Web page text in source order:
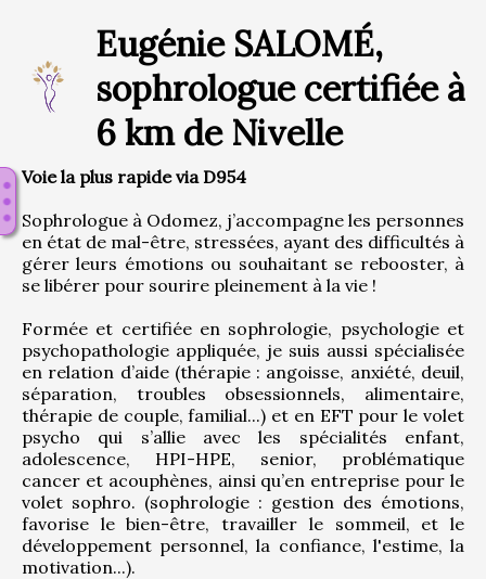
Eugénie SALOMÉ,
sophrologue certifiée à
6 km de Nivelle
Voie la plus rapide via D954
Sophrologue à Odomez, j’accompagne les personnes
en état de mal-être, stressées, ayant des difficultés à
gérer leurs émotions ou souhaitant se rebooster, à
se libérer pour sourire pleinement à la vie !
Formée et certifiée en sophrologie, psychologie et
psychopathologie appliquée, je suis aussi spécialisée
en relation d’aide (thérapie : angoisse, anxiété, deuil,
séparation, troubles obsessionnels, alimentaire,
thérapie de couple, familial...) et en EFT pour le volet
psycho qui s’allie avec les spécialités enfant,
adolescence, HPI-HPE, senior, problématique
cancer et acouphènes, ainsi qu’en entreprise pour le
volet sophro. (sophrologie : gestion des émotions,
favorise le bien-être, travailler le sommeil, et le
développement personnel, la confiance, l'estime, la
motivation...).